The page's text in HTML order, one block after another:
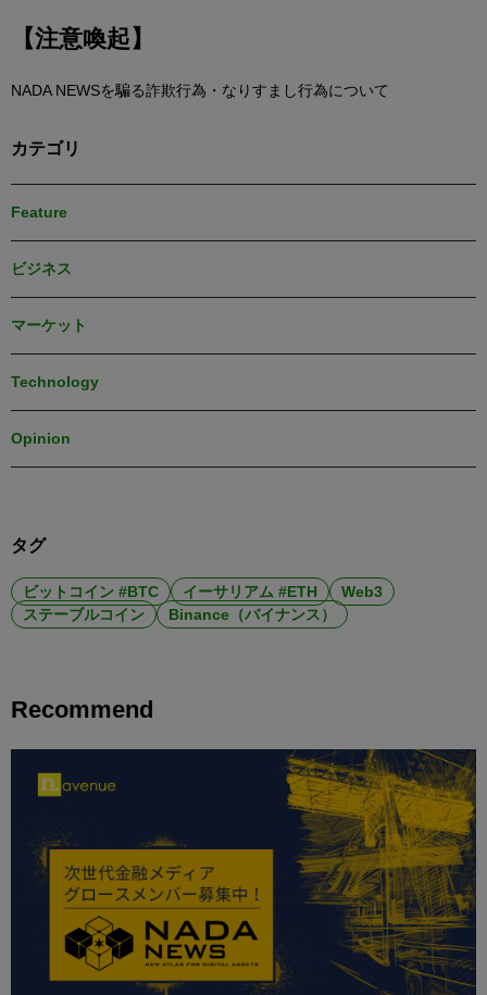
【注意喚起】
NADA NEWSを騙る詐欺行為・なりすまし行為について
カテゴリ
Feature
ビジネス
マーケット
Technology
Opinion
タグ
ビットコイン #BTC イーサリアム #ETH
Web3
ステーブルコイン
Binance（バイナンス）
Recommend